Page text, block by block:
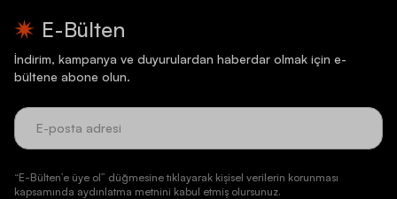
E-Bülten
İndirim, kampanya ve duyurulardan haberdar olmak için e-
bültene abone olun.
“E-Bülten’e üye ol” düğmesine tıklayarak kişisel verilerin korunması
kapsamında aydınlatma metnini kabul etmiş olursunuz.